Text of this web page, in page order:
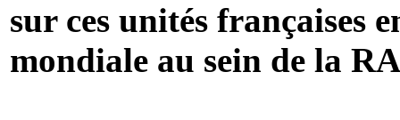
sur ces unités françaises
mondiale au sein de la